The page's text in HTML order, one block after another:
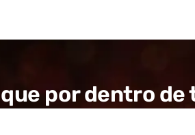
por dentro de